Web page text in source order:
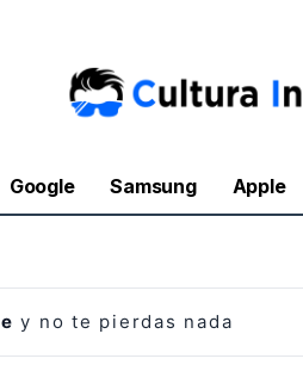
Google Samsung Apple
y no te pierdas nada